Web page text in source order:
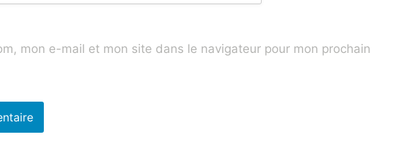
mon e-mail et mon site dans le navigateur pour mon prochain